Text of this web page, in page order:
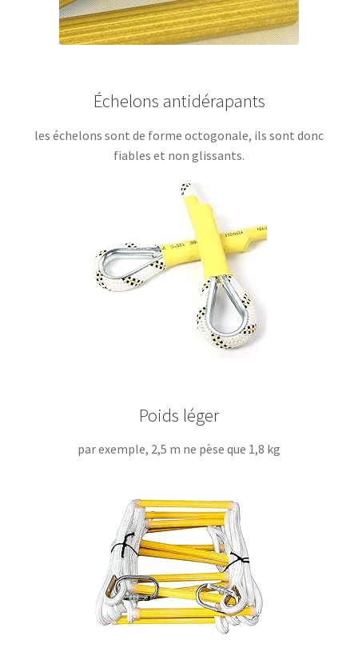
Échelons antidérapants
les échelons sont de forme octogonale, ils sont donc
fiables et non glissants.
Poids léger
par exemple, 2,5 m ne pèse que 1,8 kg